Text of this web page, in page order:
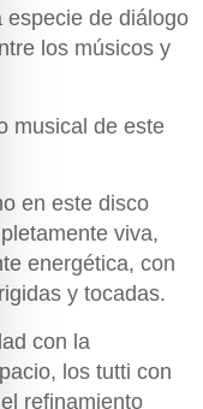
especie de diálogo
los músicos y
musical de este
en este disco
viva,
energética, con
y tocadas.
con la
los tutti con
refinamiento